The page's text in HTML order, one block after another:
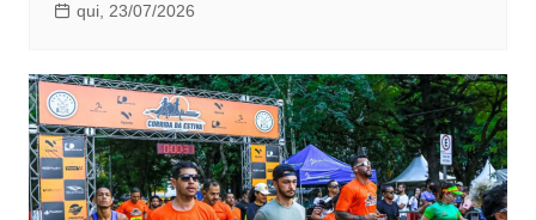
qui, 23/07/2026